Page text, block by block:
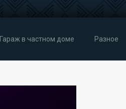
Гараж в частном доме Разное